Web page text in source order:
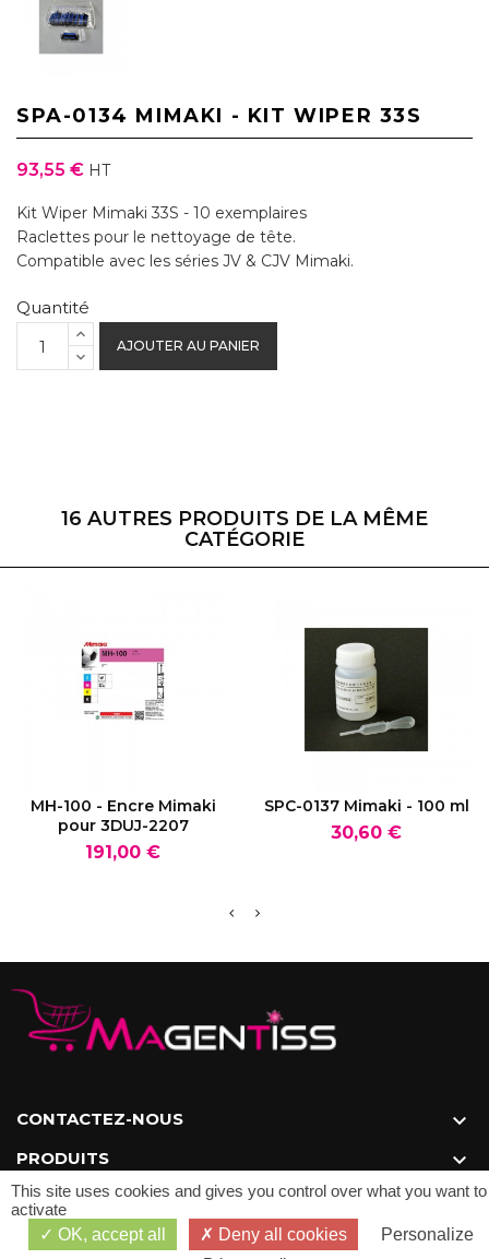
SPA-0134 MIMAKI - KIT WIPER 33S
93,55 € HT
Kit Wiper Mimaki 33S - 10 exemplaires
Raclettes pour le nettoyage de tête.
Compatible avec les séries JV & CJV Mimaki.
Quantité
AJOUTER AU PANIER
16 AUTRES PRODUITS DE LA MÊME
CATÉGORIE
VOIR LE PRODUIT
MH-100 - Encre Mimaki
pour 3DUJ-2207
Prix
191,00 €
VOIR LE PRODUIT
SPC-0137 Mimaki - 100 ml
Prix
30,60 €
CONTACTEZ-NOUS 
PRODUITS 
NOTRE SOCIÉTÉ 
NEWSLETTER
This site uses cookies and gives you control over what you want to
activate
OK, accept all
Deny all cookies
Personalize